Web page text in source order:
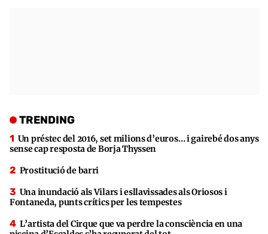
TRENDING
Un préstec del 2016, set milions d’euros… i gairebé dos anys
sense cap resposta de Borja Thyssen
Prostitució de barri
Una inundació als Vilars i esllavissades als Oriosos i
Fontaneda, punts crítics per les tempestes
L’artista del Cirque que va perdre la consciència en una